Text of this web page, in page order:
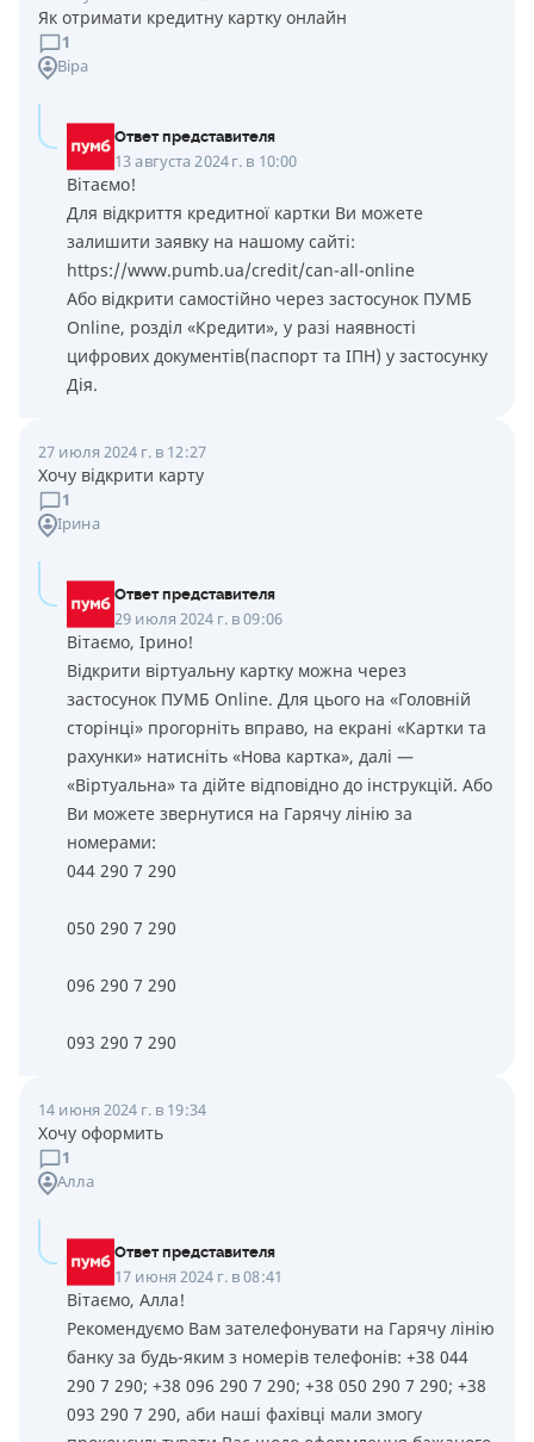
Як отримати кредитну картку онлайн
1
Віра
Ответ представителя
13 августа 2024 г. в 10:00
Вітаємо!
Для відкриття кредитної картки Ви можете
залишити заявку на нашому сайті:
https://www.pumb.ua/credit/can-all-online
Або відкрити самостійно через застосунок ПУМБ
Online, розділ «Кредити», у разі наявності
цифрових документів(паспорт та ІПН) у застосунку
Дія.
27 июля 2024 г. в 12:27
Хочу відкрити карту
1
Ірина
Ответ представителя
29 июля 2024 г. в 09:06
Вітаємо, Ірино!
Відкрити віртуальну картку можна через
застосунок ПУМБ Online. Для цього на «Головній
сторінці» прогорніть вправо, на екрані «Картки та
рахунки» натисніть «Нова картка», далі —
«Віртуальна» та дійте відповідно до інструкцій. Або
Ви можете звернутися на Гарячу лінію за
номерами:
044 290 7 290
050 290 7 290
096 290 7 290
093 290 7 290
14 июня 2024 г. в 19:34
Хочу оформить
1
Алла
Ответ представителя
17 июня 2024 г. в 08:41
Вітаємо, Алла!
Рекомендуємо Вам зателефонувати на Гарячу лінію
банку за будь-яким з номерів телефонів: +38 044
290 7 290; +38 096 290 7 290; +38 050 290 7 290; +38
093 290 7 290, аби наші фахівці мали змогу